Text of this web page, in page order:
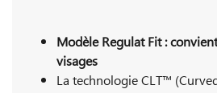
Modèle Regulat Fit :
visages
La technologie CLT™